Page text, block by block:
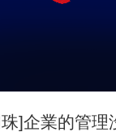
]企業的管理